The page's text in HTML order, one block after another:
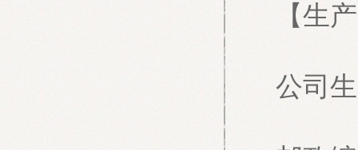
【生
公司